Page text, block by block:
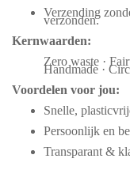
Verzending
verzonden.
Kernwaarden:
Zero waste ·
Handmade ·
Voordelen voor jou:
Snelle,
Persoonlijk en
Transparant &